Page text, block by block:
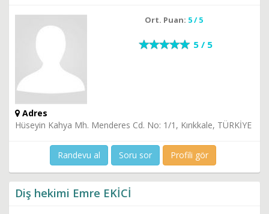
Ort. Puan: 5 / 5
5 / 5
Adres
Hüseyin Kahya Mh. Menderes Cd. No: 1/1, Kırıkkale, TÜRKİYE
Randevu al Soru sor Profili gör
Diş hekimi Emre EKİCİ